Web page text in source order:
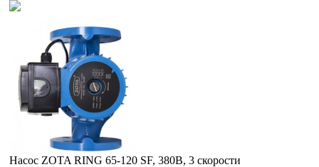
Насос ZOTA RING 65-120 SF, 380В, 3 скорости